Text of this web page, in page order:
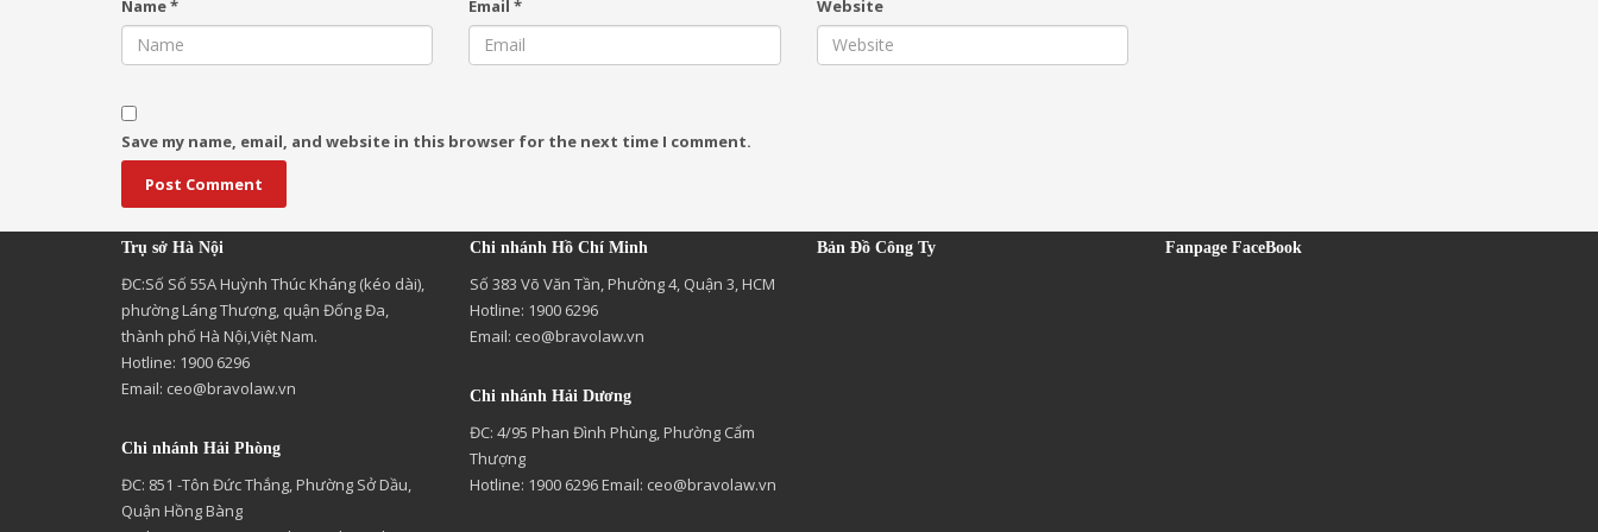
Name* Email* Website
Save my name, email, and website in this browser for the next time I comment.
Trụ sở Hà Nội
ĐC:Số Số 55A Huỳnh Thúc Kháng (kéo dài),
phường Láng Thượng, quận Đống Đa,
thành phố Hà Nội,Việt Nam.
Hotline: 1900 6296
Email: ceo@bravolaw.vn
Chi nhánh Hải Phòng
ĐC: 851 -Tôn Đức Thắng, Phường Sở Dầu,
Quận Hồng Bàng
Chi nhánh Hồ Chí Minh
Số 383 Võ Văn Tần, Phường 4, Quận 3, HCM
Hotline: 1900 6296
Email: ceo@bravolaw.vn
Chi nhánh Hải Dương
ĐC: 4/95 Phan Đình Phùng, Phường Cẩm
Thượng
Hotline: 1900 6296 Email: ceo@bravolaw.vn
Bản Đồ Công Ty Fanpage FaceBook